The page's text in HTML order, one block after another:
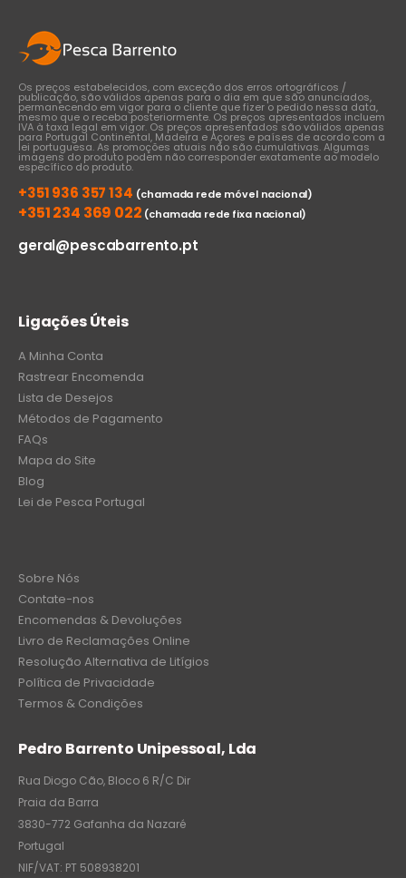
Os preços estabelecidos, com exceção dos erros ortográficos /
publicação, são válidos apenas para o dia em que são anunciados,
permanecendo em vigor para o cliente que fizer o pedido nessa data,
mesmo que o receba posteriormente. Os preços apresentados incluem
IVA à taxa legal em vigor. Os preços apresentados são válidos apenas
para Portugal Continental, Madeira e Açores e países de acordo com a
lei portuguesa. As promoções atuais não são cumulativas. Algumas
imagens do produto podem não corresponder exatamente ao modelo
específico do produto.
+351 936 357 134 (chamada rede móvel nacional)
+351 234 369 022 (chamada rede fixa nacional)
geral@pescabarrento.pt
Ligações Úteis
A Minha Conta
Rastrear Encomenda
Lista de Desejos
Métodos de Pagamento
FAQs
Mapa do Site
Blog
Lei de Pesca Portugal
Sobre Nós
Contate-nos
Encomendas & Devoluções
Livro de Reclamações Online
Resolução Alternativa de Litígios
Política de Privacidade
Termos & Condições
Pedro Barrento Unipessoal, Lda
Rua Diogo Cão, Bloco 6 R/C Dir
Praia da Barra
3830-772 Gafanha da Nazaré
Portugal
NIF/VAT: PT 508938201